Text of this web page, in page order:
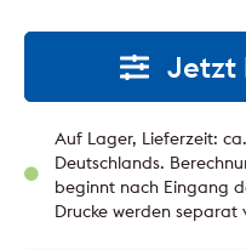
Jetzt
Auf Lager, Lieferzeit:
Deutschlands.
beginnt nach Eingang
Drucke werden